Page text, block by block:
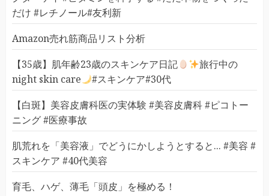
だけ #レチノール#友利新
Amazon売れ筋商品リスト分析
【35歳】肌年齢23歳のスキンケア日記
旅行中の
night skin care
#スキンケア#30代
【白斑】美容皮膚科医の実体験 #美容皮膚科 #ピコトー
ニング #医療事故
肌荒れを「美容液」でどうにかしようとすると... #美容 #
スキンケア #40代美容
育毛、ハゲ、薄毛「頭皮」を極める！